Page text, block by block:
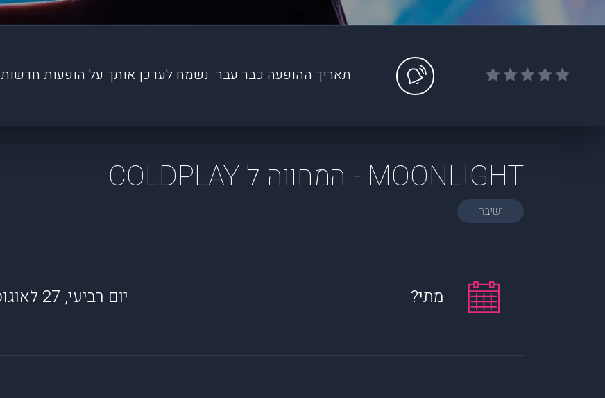
תאריך ההופעה כבר עבר. נשמח לעדכן אותך על הופעות חדשות
MOONLIGHT - המחווה ל COLDPLAY
ישיבה
מתי? יום רביעי, 27 לאוגוסט 2025